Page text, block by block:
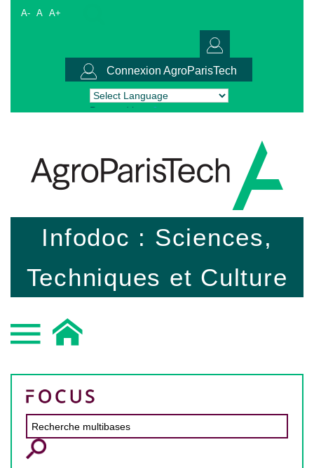
A- A A+
Connexion AgroParisTech
Powered by Translate
Infodoc : Sciences,
Techniques et Culture